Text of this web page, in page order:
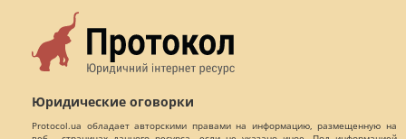
Юридические оговорки
Protocol.ua обладает авторскими правами на информацию, размещенную на